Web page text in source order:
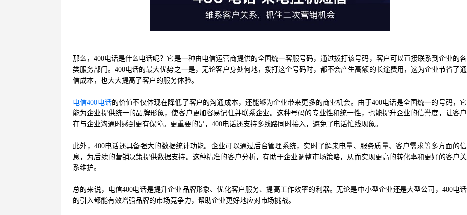
那么，400电话是什么电话呢？它是一种由电信运营商提供的全国统一客服号码，通过拨打该号码，客户可以直接联系到企业的各
类服务部门。400电话的最大优势之一是，无论客户身处何地，拨打这个号码时，都不会产生高额的长途费用，这为企业节省了通
信成本，也大大提高了客户的服务体验。
电信400电话的价值不仅体现在降低了客户的沟通成本，还能够为企业带来更多的商业机会。由于400电话是全国统一的号码，它
能为企业提供统一的品牌形象，使客户更加容易记住并联系企业。这种号码的专业性和统一性，也能提升企业的信誉度，让客户
在与企业沟通时感到更有保障。更重要的是，400电话还支持多线路同时接入，避免了电话忙线现象。
此外，400电话还具备强大的数据统计功能。企业可以通过后台管理系统，实时了解来电量、服务质量、客户需求等多方面的信
息，为后续的营销决策提供数据支持。这种精准的客户分析，有助于企业调整市场策略，从而实现更高的转化率和更好的客户关
系维护。
总的来说，电信400电话是提升企业品牌形象、优化客户服务、提高工作效率的利器。无论是中小型企业还是大型公司，400电话
的引入都能有效增强品牌的市场竞争力，帮助企业更好地应对市场挑战。